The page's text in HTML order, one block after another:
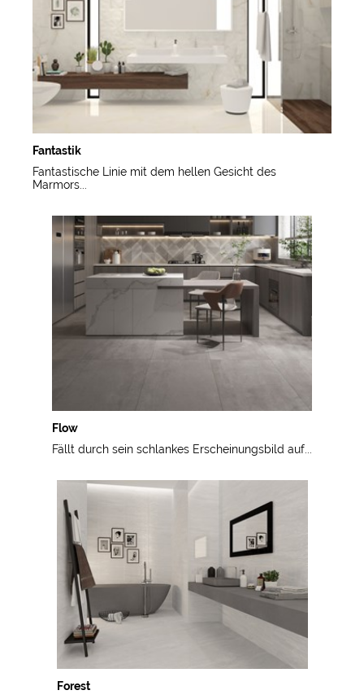
Fantastik
Fantastische Linie mit dem hellen Gesicht des
Marmors...
Flow
Fällt durch sein schlankes Erscheinungsbild auf...
Forest